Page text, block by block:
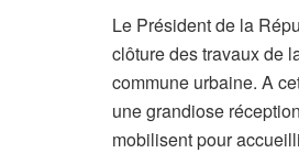
Le Président de la
clôture des travaux de
commune urbaine. A
une grandiose
mobilisent pour